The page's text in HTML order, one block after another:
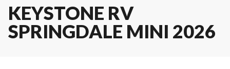
KEYSTONE RV
SPRINGDALE MINI 2026